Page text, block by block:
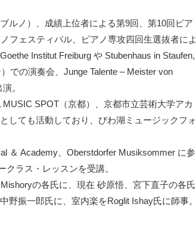
ルノ）、成績上位者による第9回、第10回ピア
フェスティバル、ピアノ専攻四回生選抜者によ
Institut Freiburg や Stubenhaus in Staufen,
での演奏会、Junge Talente – Meister von
。
SPOT（京都）、京都市立芸術大学アカ
しても活動しており、びわ湖ミュージックフォ
＆ Academy、Oberstdorfer Musiksommer に参
ラス・レッスンを受講。
の各氏に、現在 砂原悟、宮下直子の各氏
振一郎氏に、室内楽をRoglit Ishay氏に師事。